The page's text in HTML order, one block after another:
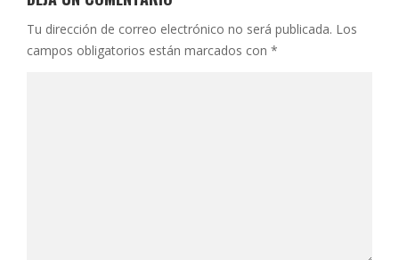
Tu dirección de correo electrónico no será publicada. Los
campos obligatorios están marcados con *